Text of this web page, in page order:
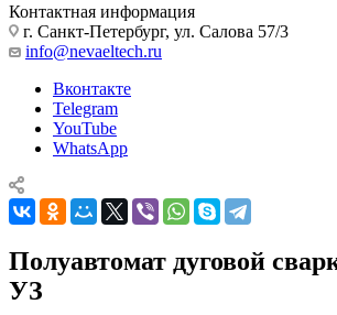
Контактная информация
г. Санкт-Петербург, ул. Салова 57/3
info@nevaeltech.ru
Вконтакте
Telegram
YouTube
WhatsApp
Полуавтомат дуговой
УЗ